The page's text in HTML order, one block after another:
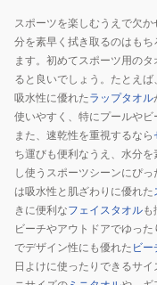
スポーツを楽しむうえで欠
分を素早く拭き取るのはも
ます。初めてスポーツ用の
ると良いでしょう。たとえ
吸水性に優れたラップタオル
使いやすく、特にプールやビ
また、速乾性を重視するなら
ち運びも便利なうえ、水分
し使うスポーツシーンにぴ
は吸水性と肌ざわりに優れた
きに便利なフェイスタオルも
ビーチやアウトドアでゆっ
でデザイン性にも優れた ビー
日よけに使ったりできるサ